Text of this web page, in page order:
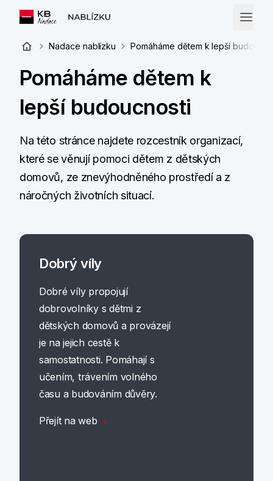
Nadace nablízku Pomáháme dětem k lepší
Pomáháme dětem k
lepší budoucnosti
Na této stránce najdete rozcestník organizací,
které se věnují pomoci dětem z dětských
domovů, ze znevýhodněného prostředí a z
náročných životních situací.
Dobrý víly
Dobré víly propojují
dobrovolníky s dětmi z
dětských domovů a provázejí
je na jejich cestě k
samostatnosti. Pomáhají s
učením, trávením volného
času a budováním důvěry.
Přejít na web